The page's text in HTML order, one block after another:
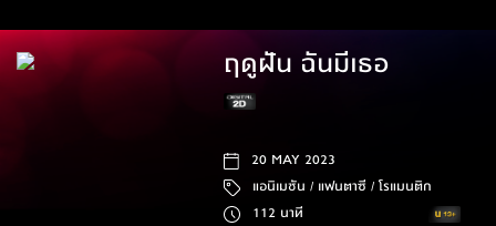
ฤดูฝัน ฉันมีเธอ
20 MAY 2023
แอนิเมชัน / แฟนตาซี /โรแมนติก
112 นาที